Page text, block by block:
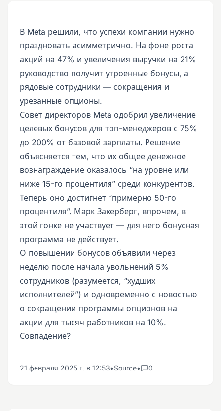
В Meta решили, что успехи компании нужно
праздновать асимметрично. На фоне роста
акций на 47% и увеличения выручки на 21%
руководство получит утроенные бонусы, а
рядовые сотрудники — сокращения и
урезанные опционы.
Совет директоров Meta одобрил увеличение
целевых бонусов для топ-менеджеров с 75%
до 200% от базовой зарплаты. Решение
объясняется тем, что их общее денежное
вознаграждение оказалось “на уровне или
ниже 15-го процентиля” среди конкурентов.
Теперь оно достигнет “примерно 50-го
процентиля”. Марк Закерберг, впрочем, в
этой гонке не участвует — для него бонусная
программа не действует.
О повышении бонусов объявили через
неделю после начала увольнений 5%
сотрудников (разумеется, “худших
исполнителей”) и одновременно с новостью
о сокращении программы опционов на
акции для тысяч работников на 10%.
Совпадение?
21 февраля 2025 г. в 12:53•Source• 0